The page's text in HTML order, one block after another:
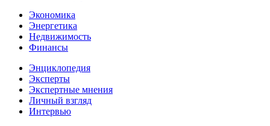
Экономика
Энергетика
Недвижимость
Финансы
Энциклопедия
Эксперты
Экспертные мнения
Личный взгляд
Интервью